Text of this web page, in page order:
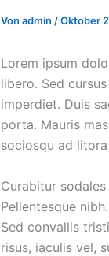
Von admin /Oktober
Lorem ipsum
libero. Sed
imperdiet. Duis
porta. Mauris
sociosqu ad
Curabitur
Pellentesque
Sed convallis
risus, iaculis vel,